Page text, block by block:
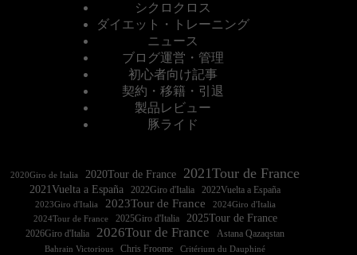
シクロクロス
ダイエット・トレーニング
ニュース
ブログ運営・管理
初心者向け記事
契約・移籍・引退
製品レビュー
豚ライド
2020Giro de Italia 2020Tour de France 2021Tour de France
2021Vuelta a España 2022Vuelta a España
2023Giro d'Italia 2023Tour de France
2024Tour de France
2025Giro d'Italia 2025Tour de France
2026Giro d'Italia 2026Tour de France Astana Qazaqstan
Bahrain Victorious Chris Froome Critérium du Dauphiné